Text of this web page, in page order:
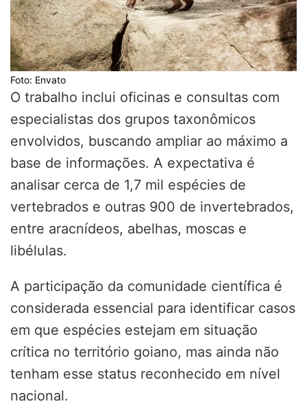
Foto: Envato
O trabalho inclui oficinas e consultas com
especialistas dos grupos taxonômicos
envolvidos, buscando ampliar ao máximo a
base de informações. A expectativa é
analisar cerca de 1,7 mil espécies de
vertebrados e outras 900 de invertebrados,
entre aracnídeos, abelhas, moscas e
libélulas.
A participação da comunidade científica é
considerada essencial para identificar casos
em que espécies estejam em situação
crítica no território goiano, mas ainda não
tenham esse status reconhecido em nível
nacional.